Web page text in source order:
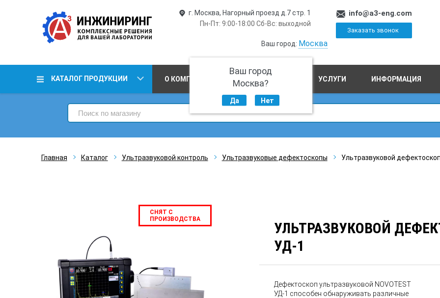
г. Москва, Нагорный проезд д.7 стр. 1
Пн-Пт: 9:00-18:00 Сб-Вс: выходной
Ваш город: Москва
Ваш город
Москва?
Да Нет
info@a3-eng.com
Заказать звонок
КАТАЛОГ ПРОДУКЦИИ О КОМПАНИИ ПРОИЗВОДСТВО УСЛУГИ ИНФОРМАЦИЯ
Главная Каталог Ультразвуковой контроль Ультразвуковые дефектоскопы Ультразвуковой
СНЯТ С
ПРОИЗВОДСТВА
УЛЬТРАЗВУКОВОЙ
УД-1
Дефектоскоп ультразвуковой NOVOTEST
УД-1 способен обнаруживать различные